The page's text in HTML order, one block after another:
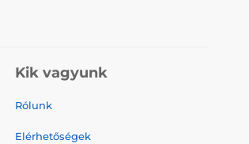
Kik vagyunk
Rólunk
Elérhetőségek